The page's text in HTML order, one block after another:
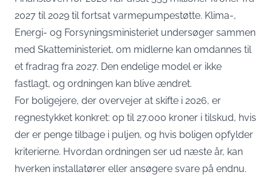
2027 til 2029 til fortsat varmepumpestøtte. Klima-,
Energi- og Forsyningsministeriet undersøger sammen
med Skatteministeriet, om midlerne kan omdannes til
et fradrag fra 2027. Den endelige model er ikke
fastlagt, og ordningen kan blive ændret.
For boligejere, der overvejer at skifte i 2026, er
regnestykket konkret: op til 27.000 kroner i tilskud, hvis
der er penge tilbage i puljen, og hvis boligen opfylder
kriterierne. Hvordan ordningen ser ud næste år, kan
hverken installatører eller ansøgere svare på endnu.